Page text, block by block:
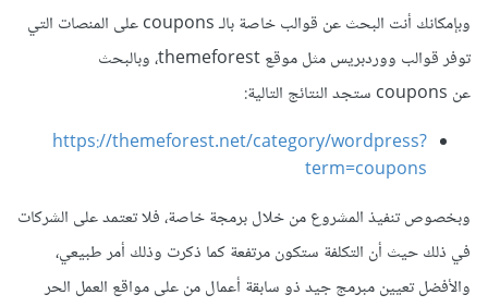
وبإمكانك أنت البحث عن قوالب خاصة بالـ coupons على المنصات التي
توفر قوالب ووردبريس مثل موقع themeforest، وبالبحث
عن coupons ستجد النتائج التالية:
https://themeforest.net/category/wordpress?
term=coupons
وبخصوص تنفيذ المشروع من خلال برمجة خاصة، فلا تعتمد على الشركات
في ذلك حيث أن التكلفة ستكون مرتفعة كما ذكرت وذلك أمر طبيعي،
والأفضل تعيين مبرمج جيد ذو سابقة أعمال من على مواقع العمل الحر